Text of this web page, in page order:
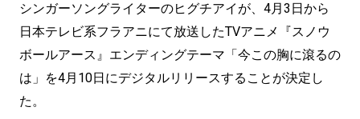
シンガーソングライターのヒグチアイが、4月3日から
日本テレビ系フラアニにて放送したTVアニメ『スノウ
ボールアース』エンディングテーマ「今この胸に滾るの
は」を4月10日にデジタルリリースすることが決定し
た。